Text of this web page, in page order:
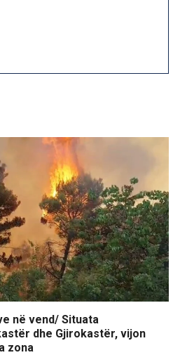
në vend/ Situata
dhe Gjirokastër, vijon
zona